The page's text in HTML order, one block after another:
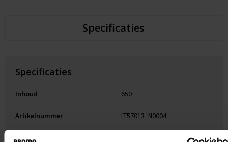
Specificaties
Specificaties
Inhoud 650
Artikelnummer LT57013_N0004
Merk